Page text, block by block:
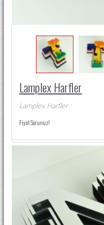
Lamplex Harfler
Lamplex Harfler
Fiyat Sorunuz!